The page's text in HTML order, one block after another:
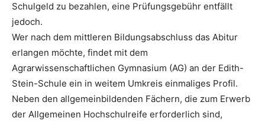
Schulgeld zu bezahlen, eine Prüfungsgebühr entfällt
jedoch.
Wer nach dem mittleren Bildungsabschluss das Abitur
erlangen möchte, findet mit dem
Agrarwissenschaftlichen Gymnasium (AG) an der Edith-
Stein-Schule ein in weitem Umkreis einmaliges Profil.
Neben den allgemeinbildenden Fächern, die zum Erwerb
der Allgemeinen Hochschulreife erforderlich sind,